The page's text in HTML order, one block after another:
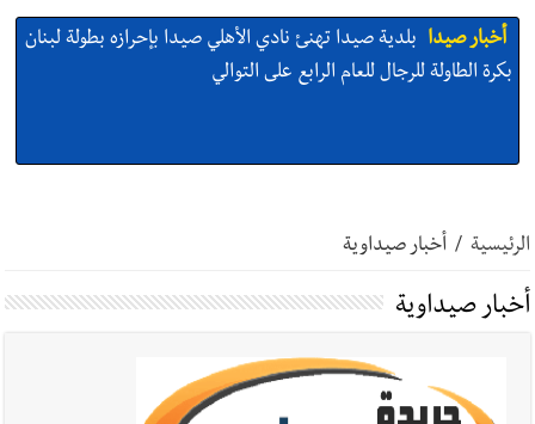
أخبار صيدا بلدية صيدا تهنئ نادي الأهلي صيدا بإحرازه بطولة لبنان
بكرة الطاولة للرجال للعام الرابع على التوالي
الرئيسية / أخبار صيداوية
أخبار صيداوية